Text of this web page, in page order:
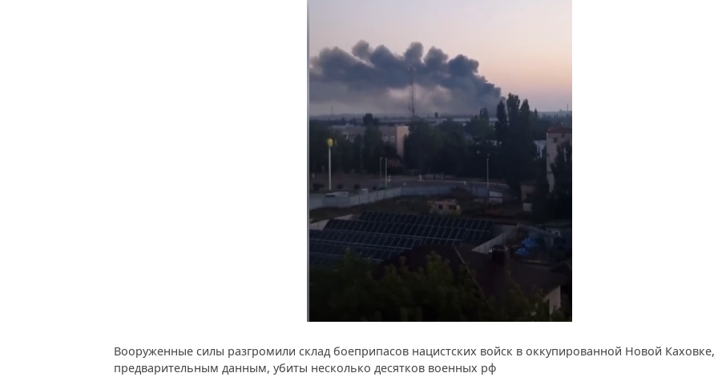
Вооруженные силы разгромили склад боеприпасов нацистских войск в оккупированной Новой
предварительным данным, убиты несколько десятков военных рф